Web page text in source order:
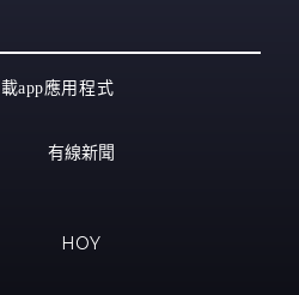
app應用程式
有線新聞
HOY